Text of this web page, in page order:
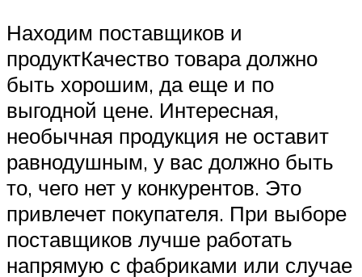
Находим поставщиков и
продуктКачество товара должно
быть хорошим, да еще и по
выгодной цене. Интересная,
необычная продукция не оставит
равнодушным, у вас должно быть
то, чего нет у конкурентов. Это
привлечет покупателя. При выборе
поставщиков лучше работать
напрямую с фабриками или случае